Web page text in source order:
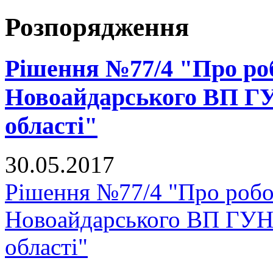
Розпорядження
Рішення №77/4 "Про
Новоайдарського ВП
області"
30.05.2017
Рішення №77/4 "Про
Новоайдарського ВП
області"